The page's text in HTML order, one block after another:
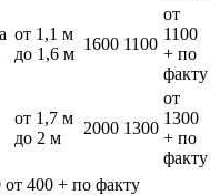
от 1,1 м
до 1,6 м
1600 1100
от
1100
+ по
факту
от 1,7 м
до 2 м
2000 1300
от
1300
+ по
факту
от 400 + по факту